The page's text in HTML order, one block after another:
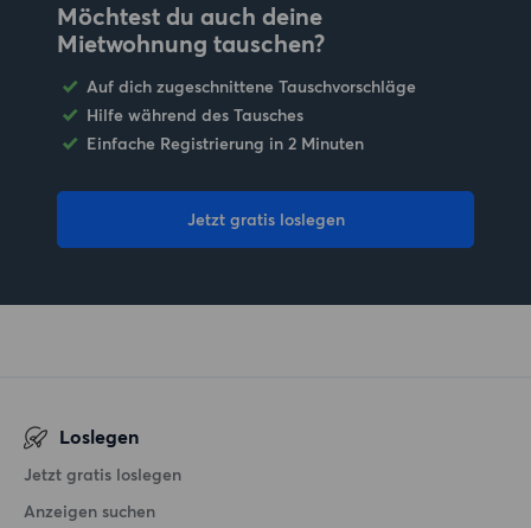
Möchtest du auch deine
Mietwohnung tauschen?
Auf dich zugeschnittene Tauschvorschläge
Hilfe während des Tausches
Einfache Registrierung in 2 Minuten
Jetzt gratis loslegen
Loslegen
Jetzt gratis loslegen
Anzeigen suchen